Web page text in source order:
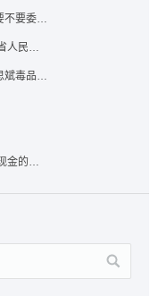
家人进了看守所怎么给他存钱寄衣服，要不要委托律师？福州看守所相关问题解答
【最新发布】福建省高级人民法院 福建省人民检察院《关于常见犯罪的量刑指导意见（二）（试行）》实施细则（试行）
六百公斤运毒案主犯死刑改判死缓—蔡思斌毒品犯罪辩护成功案例
福州刑事辩护律师推荐|欲偷毒品却偷到现金的行为应如何认定？